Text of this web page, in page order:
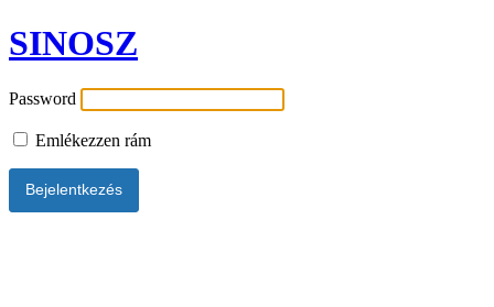
SINOSZ
Password
Emlékezzen rám